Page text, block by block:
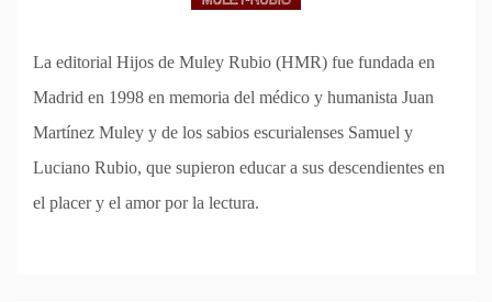
La editorial Hijos de Muley Rubio (HMR) fue fundada en
Madrid en 1998 en memoria del médico y humanista Juan
Martínez Muley y de los sabios escurialenses Samuel y
Luciano Rubio, que supieron educar a sus descendientes en
el placer y el amor por la lectura.